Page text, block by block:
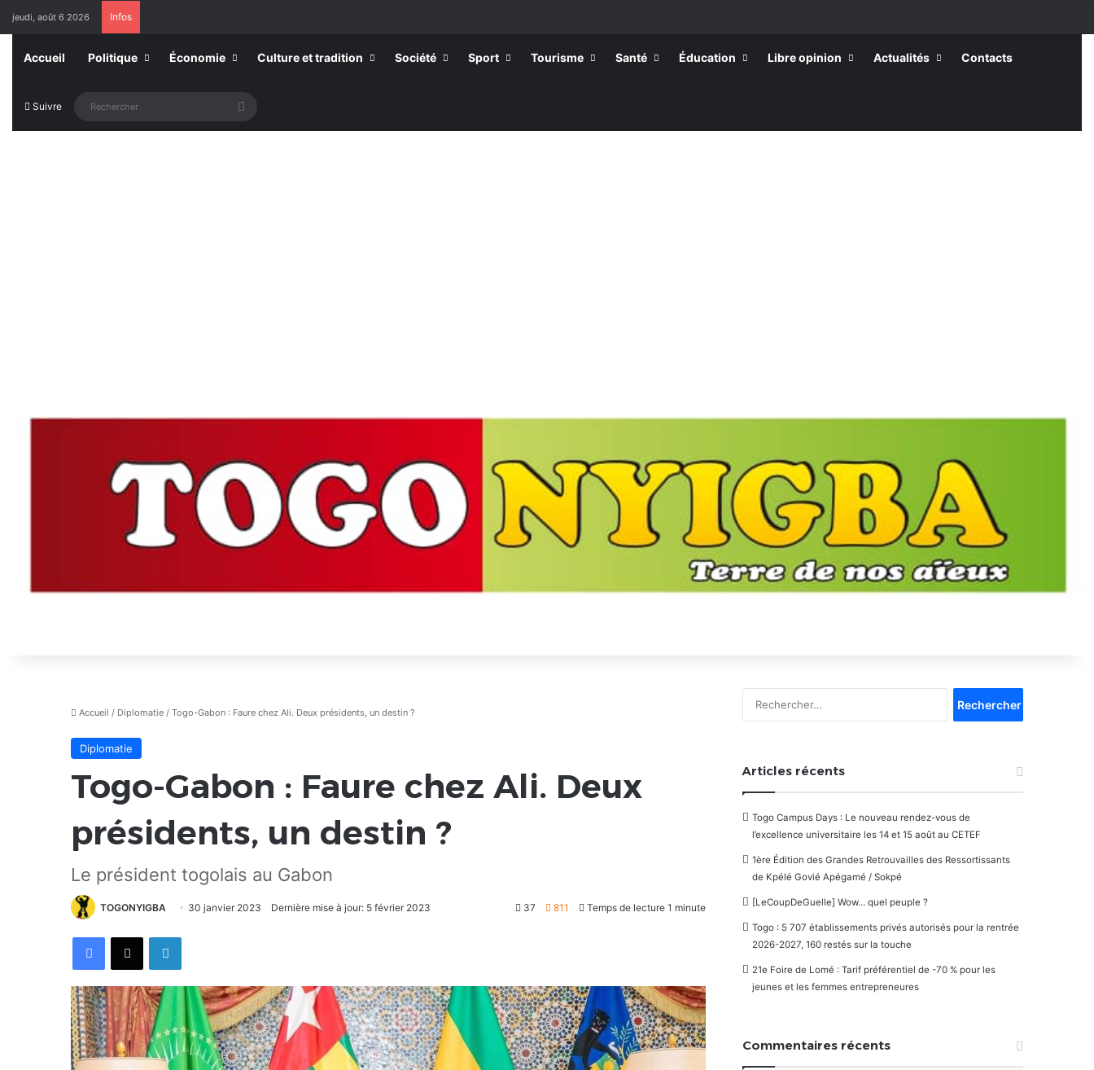
jeudi, août 6 2026 Infos
Accueil Politique Économie Culture et tradition Société Sport Tourisme Santé Éducation Libre opinion Actualités Contacts
Suivre Rechercher
Accueil / Diplomatie / Togo-Gabon : Faure chez Ali. Deux présidents, un destin ?
Diplomatie
Togo-Gabon : Faure chez Ali. Deux
présidents, un destin ?
Le président togolais au Gabon
TOGONYIGBA 30 janvier 2023 Dernière mise à jour: 5 février 2023 37 811 Temps de lecture 1 minute
FacebookX Linkedin
Articles récents
Togo Campus Days : Le nouveau rendez-vous de
l’excellence universitaire les 14 et 15 août au CETEF
1ère Édition des Grandes Retrouvailles des Ressortissants
de Kpélé Govié Apégamé / Sokpé
[LeCoupDeGuelle] Wow… quel peuple ?
Togo : 5 707 établissements privés autorisés pour la rentrée
2026-2027, 160 restés sur la touche
21e Foire de Lomé : Tarif préférentiel de -70 % pour les
jeunes et les femmes entrepreneures
Commentaires récents